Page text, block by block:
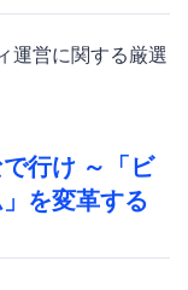
運営に関する厳選
行け ～「ビ
を変革する